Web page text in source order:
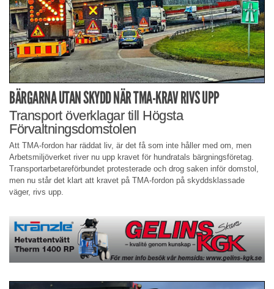
BÄRGARNA UTAN SKYDD NÄR TMA-KRAV RIVS UPP
Transport överklagar till Högsta
Förvaltningsdomstolen
Att TMA-fordon har räddat liv, är det få som inte håller med om, men
Arbetsmiljöverket river nu upp kravet för hundratals bärgningsföretag.
Transportarbetareförbundet protesterade och drog saken inför domstol,
men nu står det klart att kravet på TMA-fordon på skyddsklassade
väger, rivs upp.